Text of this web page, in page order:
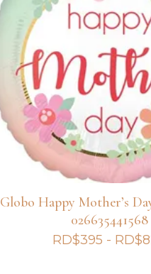
Globo Happy Mother’s
026635441568
RD$395 - RD$